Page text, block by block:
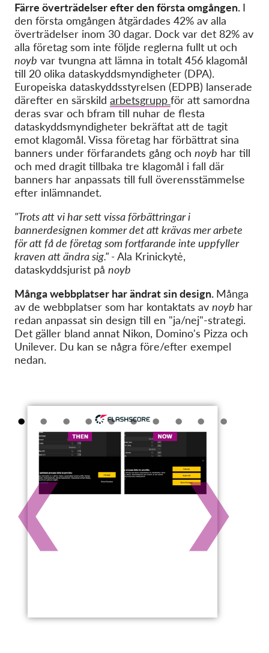
Färre överträdelser efter den första omgången. I
den första omgången åtgärdades 42% av alla
överträdelser inom 30 dagar. Dock var det 82% av
alla företag som inte följde reglerna fullt ut och
noyb var tvungna att lämna in totalt 456 klagomål
till 20 olika dataskyddsmyndigheter (DPA).
Europeiska dataskyddsstyrelsen (EDPB) lanserade
därefter en särskild arbetsgrupp för att samordna
deras svar och bfram till nuhar de flesta
dataskyddsmyndigheter bekräftat att de tagit
emot klagomål. Vissa företag har förbättrat sina
banners under förfarandets gång och noyb har till
och med dragit tillbaka tre klagomål i fall där
banners har anpassats till full överensstämmelse
efter inlämnandet.
"Trots att vi har sett vissa förbättringar i
bannerdesignen kommer det att krävas mer arbete
för att få de företag som fortfarande inte uppfyller
kraven att ändra sig." -Ala Krinickytė,
dataskyddsjurist på noyb
Många webbplatser har ändrat sin design. Många
av de webbplatser som har kontaktats av noyb har
redan anpassat sin design till en "ja/nej"-strategi.
Det gäller bland annat Nikon, Domino's Pizza och
Unilever. Du kan se några före/efter exempel
nedan.